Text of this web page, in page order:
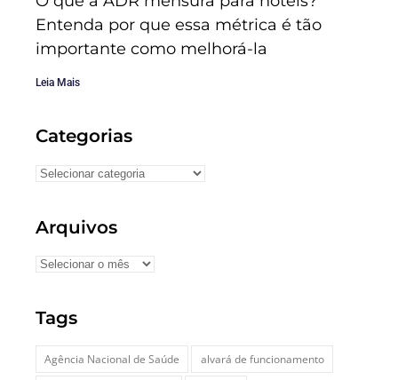
Entenda por que essa métrica é tão
importante como melhorá-la
Leia Mais
Categorias
Arquivos
Tags
Agência Nacional de Saúde
alvará de funcionamento